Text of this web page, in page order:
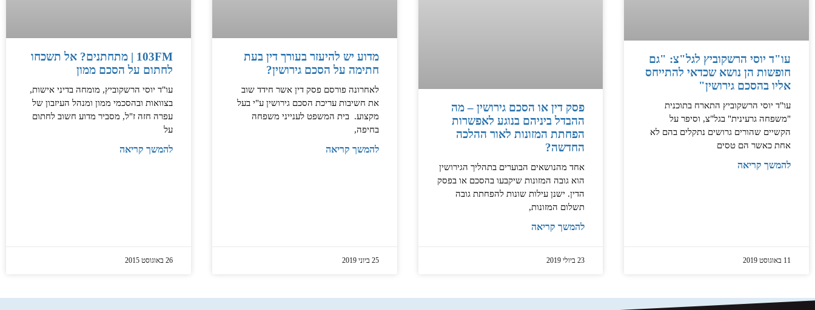
עו"ד יוסי הרשקוביץ לגל"צ: "גם
חופשות הן נושא שכדאי להתייחס
אליו בהסכם גירושין"
עו"ד יוסי הרשקוביץ התארח בתוכנית
"משפחה גרעינית" בגל"צ, וסיפר על
הקשיים שהורים גרושים נתקלים בהם לא
אחת כאשר הם טסים
להמשך קריאה
11 באוגוסט 2019
פסק דין או הסכם גירושין – מה
ההבדל ביניהם בנוגע לאפשרות
הפחתת המזונות לאור ההלכה
החדשה?
אחד מהנושאים הבוערים בתהליך הגירושין
הוא גובה המזונות שיקבעו בהסכם או בפסק
הדין. ישנן עילות שונות להפחתת גובה
תשלום המזונות,
להמשך קריאה
23 ביולי 2019
מדוע יש להיעזר בעורך דין בעת
חתימה על הסכם גירושין?
לאחרונה פורסם פסק דין אשר חידד שוב
את חשיבות עריכת הסכם גירושין ע"י בעל
מקצוע. בית המשפט לענייני משפחה
בחיפה,
להמשך קריאה
25 ביוני 2019
103FM | מתחתנים? אל תשכחו
לחתום על הסכם ממון
עו"ד יוסי הרשקוביץ, מומחה בדיני אישות,
בצוואות ובהסכמי ממון ומנהל העיזבון של
עפרה חזה ז"ל, מסביר מדוע חשוב לחתום
על
להמשך קריאה
26 באוגוסט 2015